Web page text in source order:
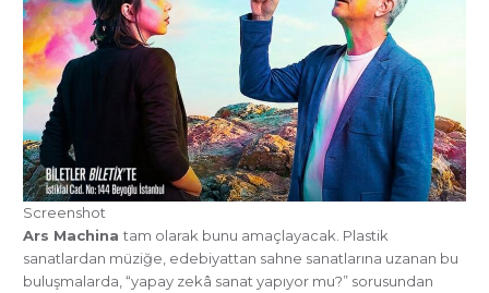
Screenshot
Ars Machina tam olarak bunu amaçlayacak. Plastik
sanatlardan müziğe, edebiyattan sahne sanatlarına uzanan bu
buluşmalarda, “yapay zekâ sanat yapıyor mu?” sorusundan